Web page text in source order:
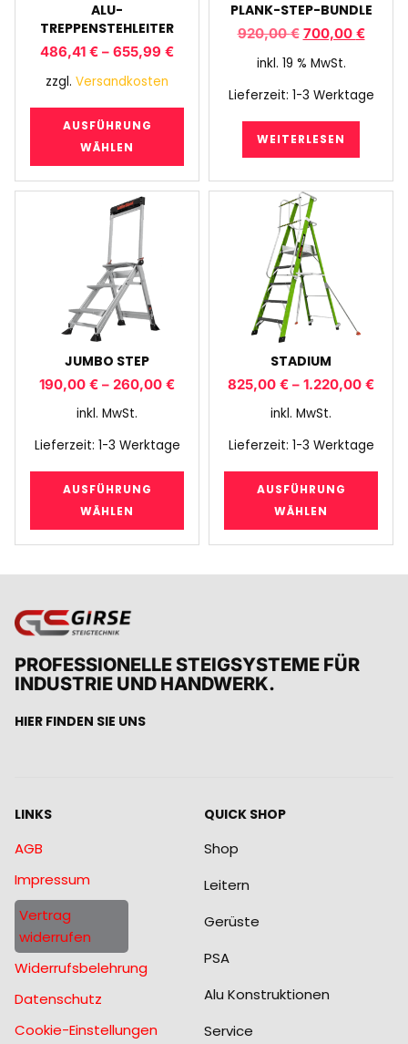
ALU-
TREPPENSTEHLEITER
486,41 € – 655,99 €
zzgl. Versandkosten
AUSFÜHRUNG
WÄHLEN
PLANK-STEP-BUNDLE
920,00€ 700,00 €
inkl. 19 % MwSt.
Lieferzeit: 1-3 Werktage
WEITERLESEN
JUMBO STEP
190,00 € – 260,00 €
inkl. MwSt.
Lieferzeit: 1-3 Werktage
AUSFÜHRUNG
WÄHLEN
STADIUM
825,00 € – 1.220,00 €
inkl. MwSt.
Lieferzeit: 1-3 Werktage
AUSFÜHRUNG
WÄHLEN
PROFESSIONELLE STEIGSYSTEME FÜR
INDUSTRIE UND HANDWERK.
HIER FINDEN SIE UNS
LINKS
AGB
Impressum
Vertrag
widerrufen
Widerrufsbelehrung
Datenschutz
Cookie-Einstellungen
QUICK SHOP
Shop
Leitern
Gerüste
PSA
Alu Konstruktionen
Service